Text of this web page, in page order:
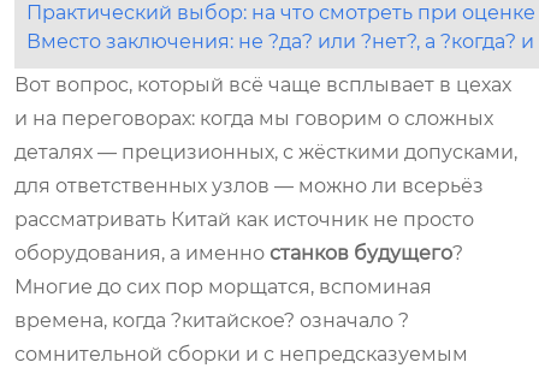
Практический выбор: на что смотреть при оценке
Вместо заключения: не ?да? или ?нет?, а ?когда? и
Вот вопрос, который всё чаще всплывает в цехах
и на переговорах: когда мы говорим о сложных
деталях — прецизионных, с жёсткими допусками,
для ответственных узлов — можно ли всерьёз
рассматривать Китай как источник не просто
оборудования, а именно станков будущего?
Многие до сих пор морщатся, вспоминая
времена, когда ?китайское? означало ?
сомнительной сборки и с непредсказуемым